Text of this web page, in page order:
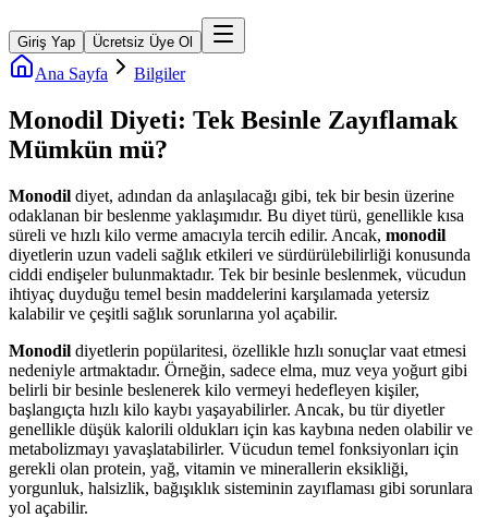
Giriş Yap Ücretsiz Üye Ol
Ana Sayfa Bilgiler
Monodil Diyeti: Tek Besinle Zayıflamak
Mümkün mü?
Monodil diyet, adından da anlaşılacağı gibi, tek bir besin üzerine
odaklanan bir beslenme yaklaşımıdır. Bu diyet türü, genellikle kısa
süreli ve hızlı kilo verme amacıyla tercih edilir. Ancak, monodil
diyetlerin uzun vadeli sağlık etkileri ve sürdürülebilirliği konusunda
ciddi endişeler bulunmaktadır. Tek bir besinle beslenmek, vücudun
ihtiyaç duyduğu temel besin maddelerini karşılamada yetersiz
kalabilir ve çeşitli sağlık sorunlarına yol açabilir.
Monodil diyetlerin popülaritesi, özellikle hızlı sonuçlar vaat etmesi
nedeniyle artmaktadır. Örneğin, sadece elma, muz veya yoğurt gibi
belirli bir besinle beslenerek kilo vermeyi hedefleyen kişiler,
başlangıçta hızlı kilo kaybı yaşayabilirler. Ancak, bu tür diyetler
genellikle düşük kalorili oldukları için kas kaybına neden olabilir ve
metabolizmayı yavaşlatabilirler. Vücudun temel fonksiyonları için
gerekli olan protein, yağ, vitamin ve minerallerin eksikliği,
yorgunluk, halsizlik, bağışıklık sisteminin zayıflaması gibi sorunlara
yol açabilir.